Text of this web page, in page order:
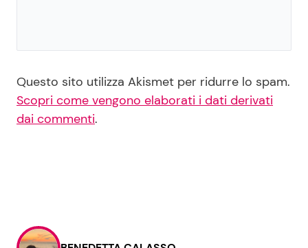
Questo sito utilizza Akismet per ridurre lo spam.
Scopri come vengono elaborati i dati derivati
dai commenti.